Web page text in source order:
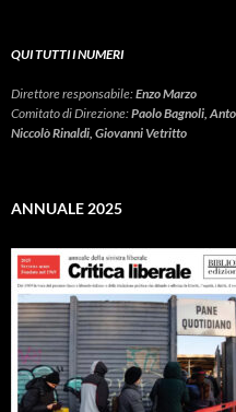
QUI TUTTI I NUMERI
Direttore responsabile:Enzo Marzo
Comitato di Direzione:Paolo Bagnoli,
Niccolò Rinaldi, Giovanni Vetritto
ANNUALE 2025